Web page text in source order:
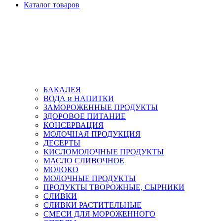
Каталог товаров
БАКАЛЕЯ
ВОДА и НАПИТКИ
ЗАМОРОЖЕННЫЕ ПРОДУКТЫ
ЗДОРОВОЕ ПИТАНИЕ
КОНСЕРВАЦИЯ
МОЛОЧНАЯ ПРОДУКЦИЯ
ДЕСЕРТЫ
КИСЛОМОЛОЧНЫЕ ПРОДУКТЫ
МАСЛО СЛИВОЧНОЕ
МОЛОКО
МОЛОЧНЫЕ ПРОДУКТЫ
ПРОДУКТЫ ТВОРОЖНЫЕ, СЫРНИКИ
СЛИВКИ
СЛИВКИ РАСТИТЕЛЬНЫЕ
СМЕСИ ДЛЯ МОРОЖЕННОГО